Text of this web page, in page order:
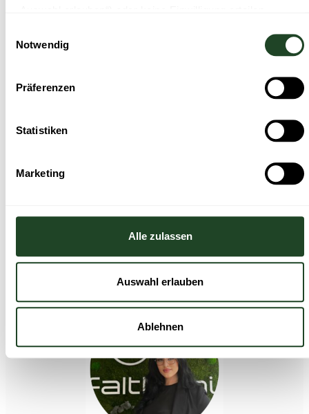
die Funktionalität der Webseite technisch erforderlich.
Notwendig
Präferenzen
Statistiken
Marketing
Alle zulassen
Auswahl erlauben
Ablehnen
Persönlich.
eine Initiativbewerbung freut sich das Team
People & Culture auf Ihre Nachricht.